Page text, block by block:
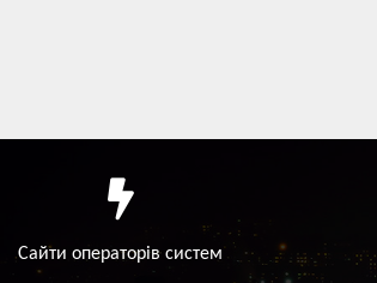
Сайти операторів систем